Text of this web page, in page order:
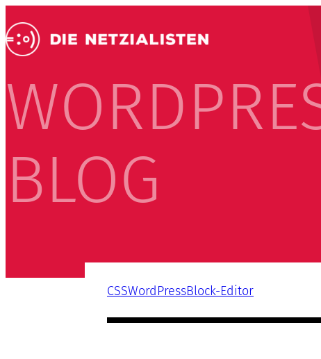
BLOG
CSSWordPressBlock-Editor